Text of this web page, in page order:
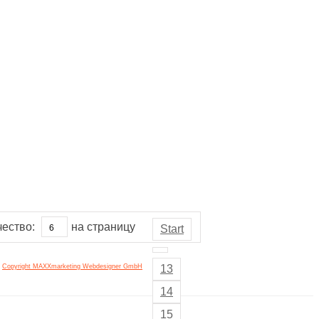
Start
13
14
15
на страницу
Copyright MAXXmarketing Webdesigner GmbH